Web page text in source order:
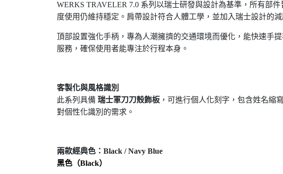
WERKS TRAVELER 7.0 系列以瑞士研發與設計為基準，所有部
度使用仍維持穩定。肩帶設計符合人體工學，並加入瑞士設計的
頂部設置強化手柄，專為人潮擁擠的交通環境而優化，能快速手
服務，確保使用者能專注於行程本身。
客製化與風格識別
此系列具備 瑞士軍刀刀殼飾板 ，可進行個人化刻字，包含姓名縮
對個性化識別的需求。
兩款經典色： Black / Navy Blue
黑色（Black）